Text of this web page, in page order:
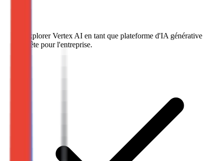
Explorer Vertex AI en tant que plateforme d'IA générative
prête pour l'entreprise.